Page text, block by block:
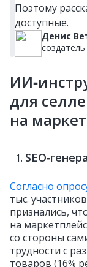
Поэтому
доступные.
Денис
для
на
Согласно
тыс.
признались,
на
со стороны
трудности с
товаров (16%